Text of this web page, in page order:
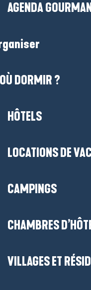
AGENDA
OÙ DORMIR ?
HÔTELS
LOCATIONS DE
CAMPINGS
CHAMBRES
VILLAGES ET
?
?